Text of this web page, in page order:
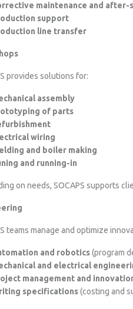
maintenance and after-
support
line transfer
provides solutions for:
assembly
of parts
wiring
and boiler making
and running-in
on needs, SOCAPS supports
teams manage and optimize
and robotics(program
and electrical
management and
specifications(costing and